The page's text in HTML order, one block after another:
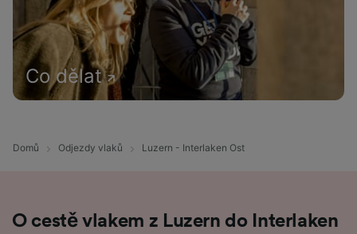
Co dělat
Domů Odjezdy vlaků Luzern - Interlaken Ost
O cestě vlakem z Luzern do Interlaken